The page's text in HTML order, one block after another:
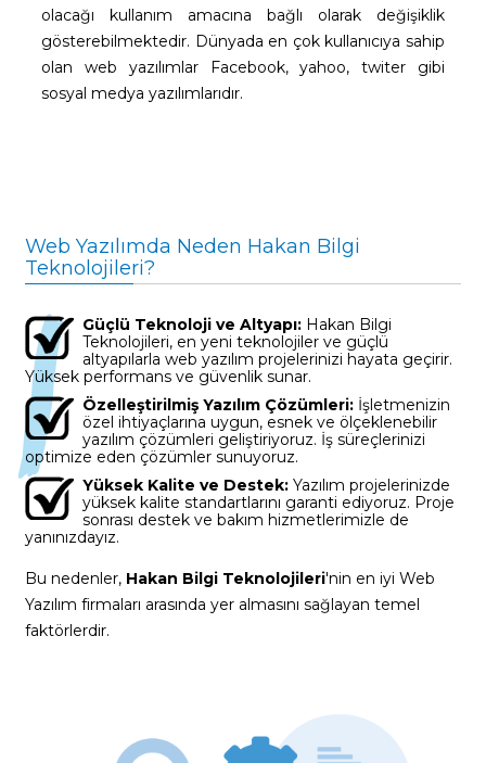
olacağı kullanım amacına bağlı olarak değişiklik
gösterebilmektedir. Dünyada en çok kullanıcıya sahip
olan web yazılımlar Facebook, yahoo, twiter gibi
sosyal medya yazılımlarıdır.
Web Yazılımda Neden Hakan Bilgi
Teknolojileri?
Güçlü Teknoloji ve Altyapı: Hakan Bilgi
Teknolojileri, en yeni teknolojiler ve güçlü
altyapılarla web yazılım projelerinizi hayata geçirir.
Yüksek performans ve güvenlik sunar.
Özelleştirilmiş Yazılım Çözümleri: İşletmenizin
özel ihtiyaçlarına uygun, esnek ve ölçeklenebilir
yazılım çözümleri geliştiriyoruz. İş süreçlerinizi
optimize eden çözümler sunuyoruz.
Yüksek Kalite ve Destek: Yazılım projelerinizde
yüksek kalite standartlarını garanti ediyoruz. Proje
sonrası destek ve bakım hizmetlerimizle de
yanınızdayız.
Bu nedenler, Hakan Bilgi Teknolojileri'nin en iyi Web
Yazılım firmaları arasında yer almasını sağlayan temel
faktörlerdir.